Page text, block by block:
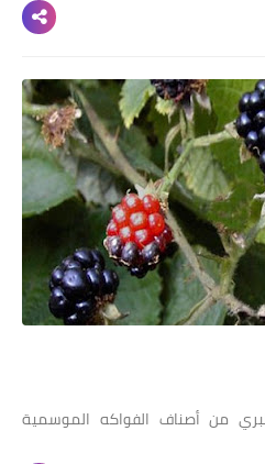
من أصناف الفواكه الموسمية